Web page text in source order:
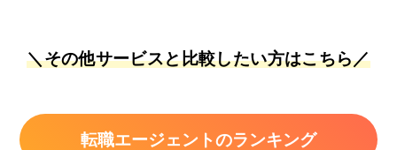
＼その他サービスと比較したい方はこちら／
転職エージェントのランキング